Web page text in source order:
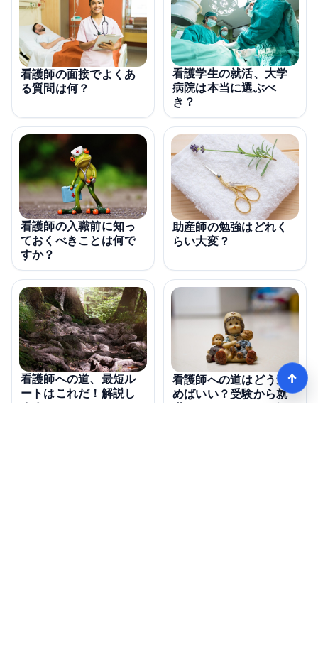
看護師の面接でよくあ
る質問は何？
看護学生の就活、大学
病院は本当に選ぶべ
き？
看護師の入職前に知っ
ておくべきことは何で
すか？
助産師の勉強はどれく
らい大変？
看護師への道、最短ル
ートはこれだ！解説し
ますか？
看護師への道はどう進
めばいい？受験から就
職までのポイントを解
↑